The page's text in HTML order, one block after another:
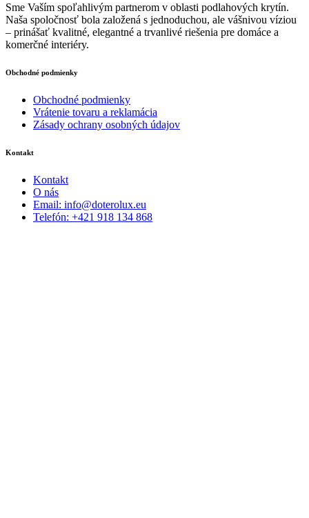
Sme Vaším spoľahlivým partnerom v oblasti podlahových krytín.
Naša spoločnosť bola založená s jednoduchou, ale vášnivou víziou
– prinášať kvalitné, elegantné a trvanlivé riešenia pre domáce a
komerčné interiéry.
Obchodné podmienky
Obchodné podmienky
Vrátenie tovaru a reklamácia
Zásady ochrany osobných údajov
Kontakt
Kontakt
O nás
Email: info@doterolux.eu
Telefón: +421 918 134 868